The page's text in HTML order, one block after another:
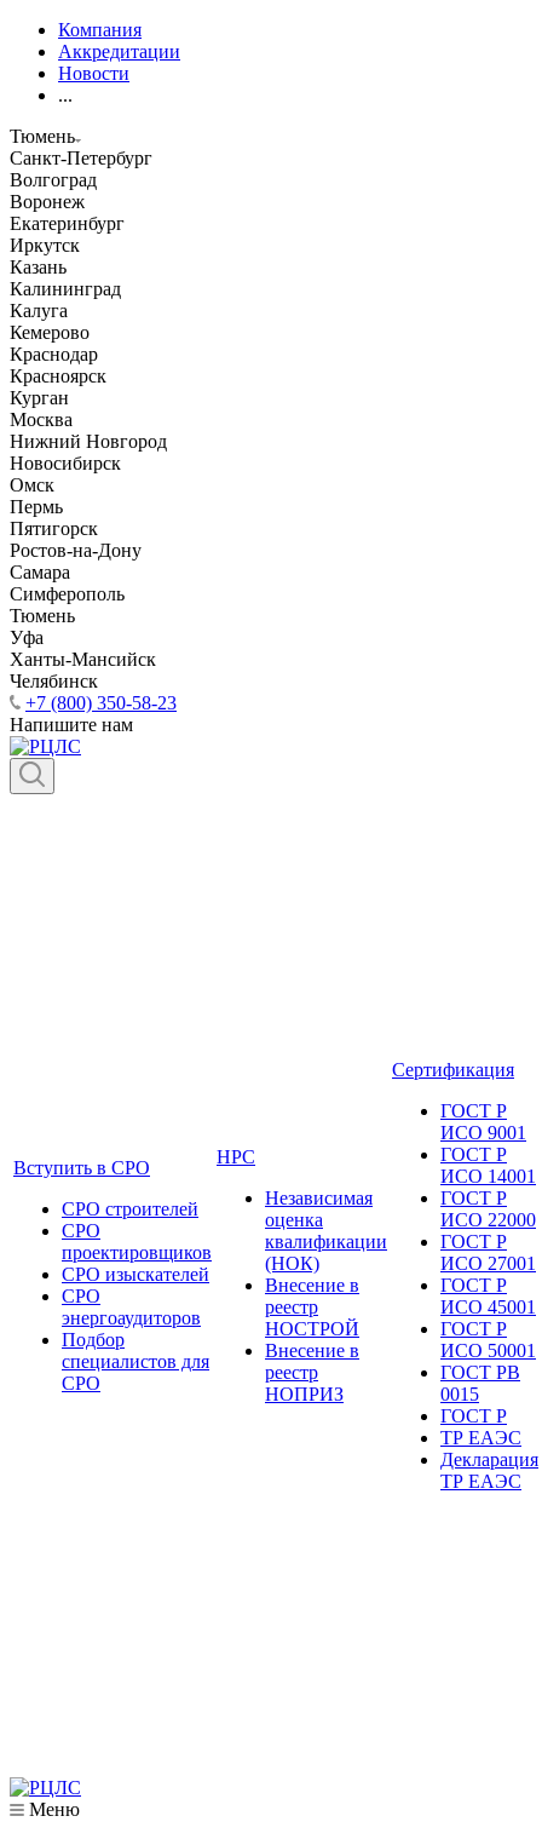
Компания
Аккредитации
Новости
...
Тюмень
Санкт-Петербург
Волгоград
Воронеж
Екатеринбург
Иркутск
Казань
Калининград
Калуга
Кемерово
Краснодар
Красноярск
Курган
Москва
Нижний Новгород
Новосибирск
Омск
Пермь
Пятигорск
Ростов-на-Дону
Самара
Симферополь
Тюмень
Уфа
Ханты-Мансийск
Челябинск
+7 (800) 350-58-23
Напишите нам
Вступить в СРО
СРО строителей
СРО
проектировщиков
СРО изыскателей
СРО
энергоаудиторов
Подбор
специалистов для
СРО
НРС
Независимая
оценка
квалификации
(НОК)
Внесение в
реестр
НОСТРОЙ
Внесение в
реестр
НОПРИЗ
Сертификация
ГОСТ Р
ИСО 9001
ГОСТ Р
ИСО 14001
ГОСТ Р
ИСО 22000
ГОСТ Р
ИСО 27001
ГОСТ Р
ИСО 45001
ГОСТ Р
ИСО 50001
ГОСТ РВ
0015
ГОСТ Р
ТР ЕАЭС
Декларация
ТР ЕАЭС
Меню